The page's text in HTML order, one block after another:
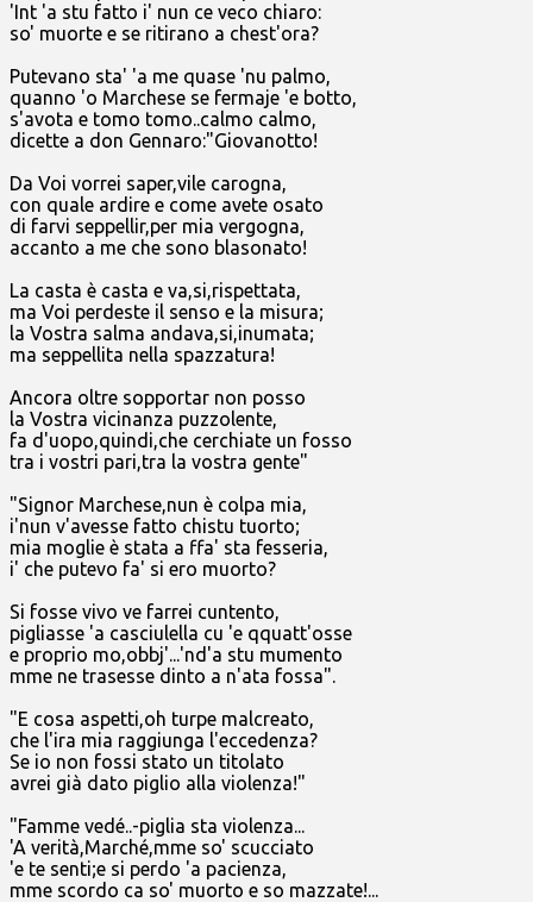
'Int 'a stu fatto i' nun ce veco chiaro:
so' muorte e se ritirano a chest'ora?
Putevano sta' 'a me quase 'nu palmo,
quanno 'o Marchese se fermaje 'e botto,
s'avota e tomo tomo..calmo calmo,
dicette a don Gennaro:"Giovanotto!
Da Voi vorrei saper,vile carogna,
con quale ardire e come avete osato
di farvi seppellir,per mia vergogna,
accanto a me che sono blasonato!
La casta è casta e va,si,rispettata,
ma Voi perdeste il senso e la misura;
la Vostra salma andava,si,inumata;
ma seppellita nella spazzatura!
Ancora oltre sopportar non posso
la Vostra vicinanza puzzolente,
fa d'uopo,quindi,che cerchiate un fosso
tra i vostri pari,tra la vostra gente"
"Signor Marchese,nun è colpa mia,
i'nun v'avesse fatto chistu tuorto;
mia moglie è stata a ffa' sta fesseria,
i' che putevo fa' si ero muorto?
Si fosse vivo ve farrei cuntento,
pigliasse 'a casciulella cu 'e qquatt'osse
e proprio mo,obbj'...'nd'a stu mumento
mme ne trasesse dinto a n'ata fossa".
"E cosa aspetti,oh turpe malcreato,
che l'ira mia raggiunga l'eccedenza?
Se io non fossi stato un titolato
avrei già dato piglio alla violenza!"
"Famme vedé..-piglia sta violenza...
'A verità,Marché,mme so' scucciato
'e te senti;e si perdo 'a pacienza,
mme scordo ca so' muorto e so mazzate!...